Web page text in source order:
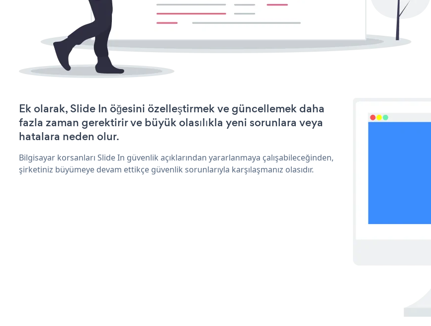
Ek olarak, Slide In öğesini özelleştirmek ve güncellemek daha
fazla zaman gerektirir ve büyük olasılıkla yeni sorunlara veya
hatalara neden olur.
Bilgisayar korsanları Slide In güvenlik açıklarından yararlanmaya çalışabileceğinden,
şirketiniz büyümeye devam ettikçe güvenlik sorunlarıyla karşılaşmanız olasıdır.